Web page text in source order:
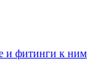
и фитинги к ним